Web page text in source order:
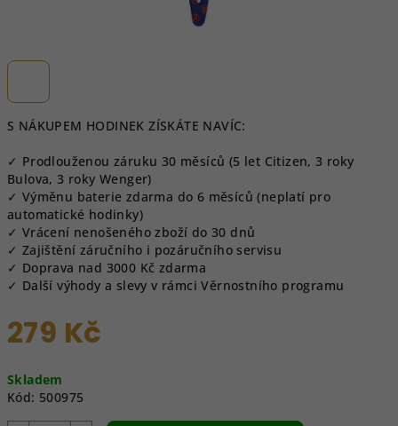
S NÁKUPEM HODINEK ZÍSKÁTE NAVÍC:
✓ Prodlouženou záruku 30 měsíců (5 let Citizen, 3 roky
Bulova, 3 roky Wenger)
✓ Výměnu baterie zdarma do 6 měsíců (neplatí pro
automatické hodinky)
✓ Vrácení nenošeného zboží do 30 dnů
✓ Zajištění záručního i pozáručního servisu
✓ Doprava nad 3000 Kč zdarma
✓ Další výhody a slevy v rámci Věrnostního programu
279 Kč
cena:
Skladem
Kód: 500975